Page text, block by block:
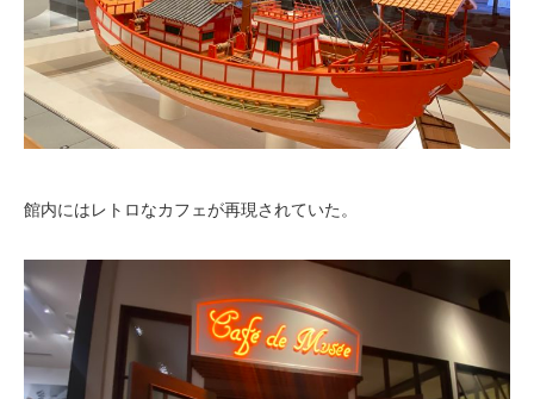
館内にはレトロなカフェが再現されていた。